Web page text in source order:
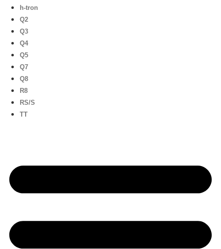
h-tron
Q2
Q3
Q4
Q5
Q7
Q8
R8
RS/S
TT